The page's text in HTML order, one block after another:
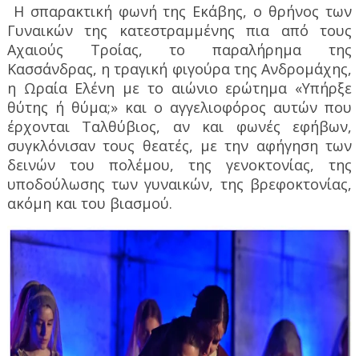
Η σπαρακτική φωνή της Εκάβης, ο θρήνος των
Γυναικών της κατεστραμμένης πια από τους
Αχαιούς Τροίας, το παραλήρημα της
Κασσάνδρας, η τραγική φιγούρα της Ανδρομάχης,
η Ωραία Ελένη με το αιώνιο ερώτημα «Υπήρξε
θύτης ή θύμα;» και ο αγγελιοφόρος αυτών που
έρχονται Ταλθύβιος, αν και φωνές εφήβων,
συγκλόνισαν τους θεατές, με την αφήγηση των
δεινών του πολέμου, της γενοκτονίας, της
υποδούλωσης των γυναικών, της βρεφοκτονίας,
ακόμη και του βιασμού.